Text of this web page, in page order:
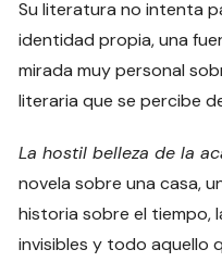
Su literatura no intenta
identidad propia, una
mirada muy personal
literaria que se percibe
La hostil belleza de la
novela sobre una casa,
historia sobre el tiempo,
invisibles y todo aquello